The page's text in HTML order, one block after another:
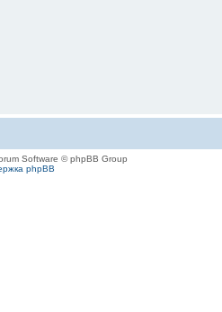
Software © phpBB Group
phpBB